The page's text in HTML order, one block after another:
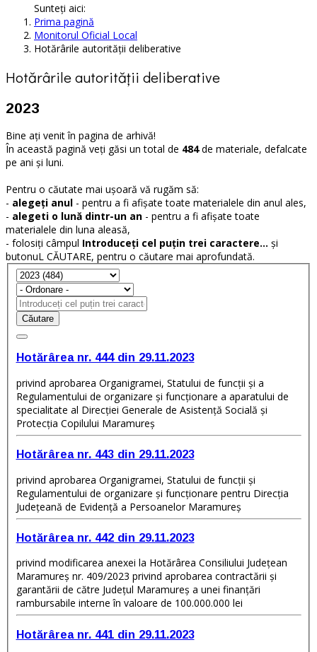
Sunteți aici:
Prima pagină
Monitorul Oficial Local
Hotărârile autorităţii deliberative
Hotărârile autorităţii deliberative
2023
Bine ați venit în pagina de arhivă!
În această pagină veți găsi un total de 484de materiale, defalcate
pe ani și luni.
Pentru o căutate mai ușoară vă rugăm să:
- alegeți anul - pentru a fi afișate toate materialele din anul ales,
- alegeti o lună dintr-un an - pentru a fi afișate toate
materialele din luna aleasă,
- folosiți câmpul Introduceți cel puțin trei caractere... și
butonuL CĂUTARE, pentru o căutare mai aprofundată.
Căutare
Hotărârea nr. 444 din 29.11.2023
privind aprobarea Organigramei, Statului de funcții și a
Regulamentului de organizare și funcționare a aparatului de
specialitate al Direcției Generale de Asistență Socială și
Protecția Copilului Maramureș
Hotărârea nr. 443 din 29.11.2023
privind aprobarea Organigramei, Statului de funcții și
Regulamentului de organizare și funcționare pentru Direcția
Județeană de Evidență a Persoanelor Maramureș
Hotărârea nr. 442 din 29.11.2023
privind modificarea anexei la Hotărârea Consiliului Judeţean
Maramureş nr. 409/2023 privind aprobarea contractării și
garantării de către Judeţul Maramureș a unei finanţări
rambursabile interne în valoare de 100.000.000 lei
Hotărârea nr. 441 din 29.11.2023